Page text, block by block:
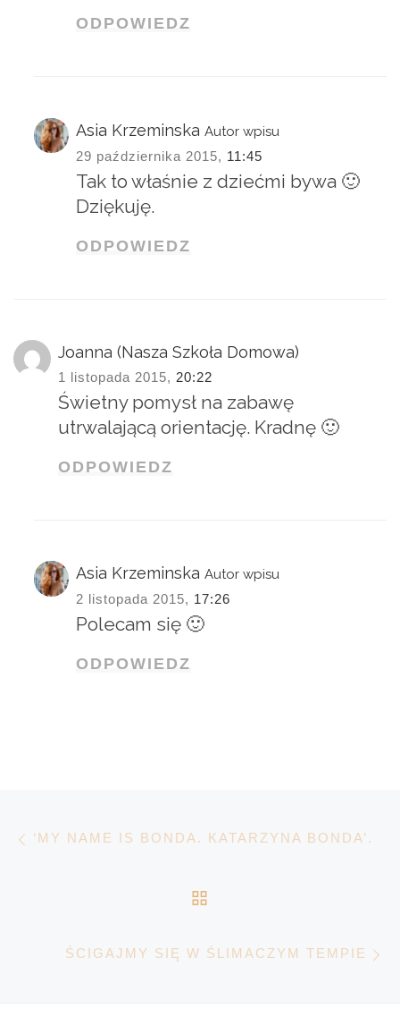
ODPOWIEDZ
Asia Krzeminska Autor wpisu
29 października 2015, 11:45
Tak to właśnie z dziećmi bywa 🙂
Dziękuję.
ODPOWIEDZ
Joanna (Nasza Szkoła Domowa)
1 listopada 2015, 20:22
Świetny pomysł na zabawę
utrwalającą orientację. Kradnę 🙂
ODPOWIEDZ
Asia Krzeminska Autor wpisu
2 listopada 2015, 17:26
Polecam się 🙂
ODPOWIEDZ
Nawigacja wpisu
‘MY NAME IS BONDA. KATARZYNA BONDA’.
ŚCIGAJMY SIĘ W ŚLIMACZYM TEMPIE